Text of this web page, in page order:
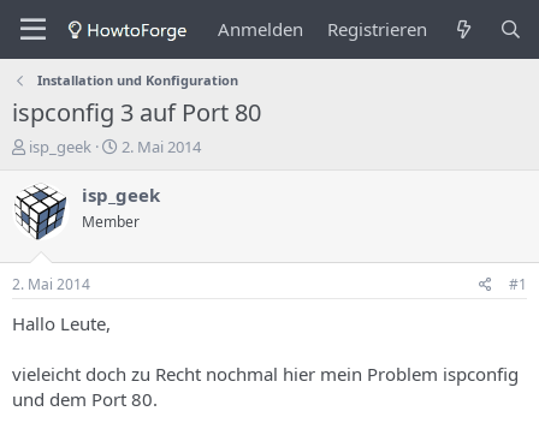
Anmelden Registrieren
Installation und Konfiguration
ispconfig 3 auf Port 80
E
s
t
e
l
e
r
s
T
isp_geek
E
s
t
e
d
a
2. Mai 2014
isp_geek
Member
2. Mai 2014 #1
Hallo Leute,
vieleicht doch zu Recht nochmal hier mein Problem ispconfig
und dem Port 80.